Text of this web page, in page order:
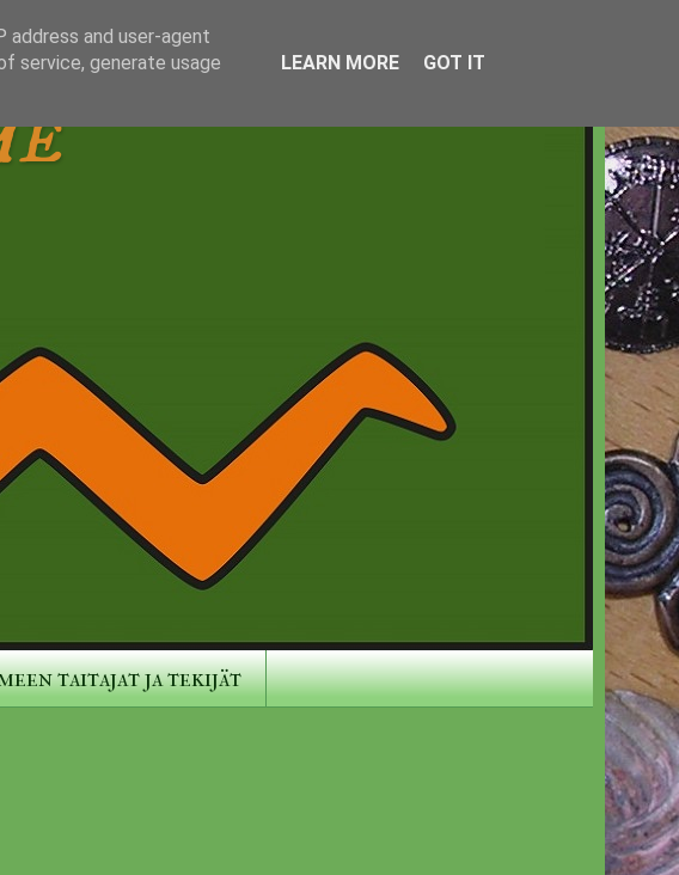
taitajat ja tekijät
address and user-agent
service, generate usage
LEARN MORE GOT IT